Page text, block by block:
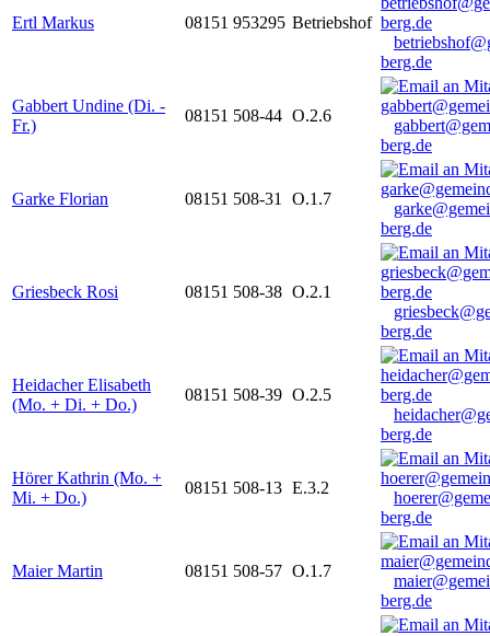
Ertl Markus 08151 953295 Betriebshof
berg.de
Gabbert Undine (Di. -
Fr.)
08151 508-44 O.2.6
berg.de
Garke Florian 08151 508-31 O.1.7
berg.de
Griesbeck Rosi 08151 508-38 O.2.1
berg.de
Heidacher Elisabeth
(Mo. + Di. + Do.)
08151 508-39 O.2.5
berg.de
Hörer Kathrin (Mo. +
Mi. + Do.)
08151 508-13 E.3.2
berg.de
Maier Martin 08151 508-57 O.1.7
berg.de